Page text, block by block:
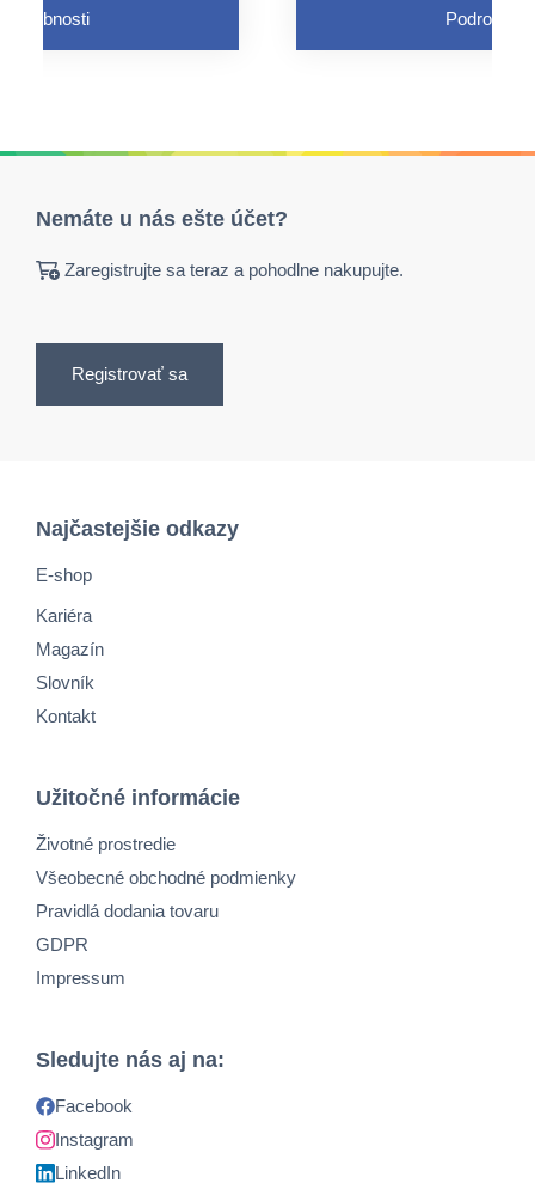
Nemáte u nás ešte účet?
Zaregistrujte sa teraz a pohodlne nakupujte.
Registrovať sa
Najčastejšie odkazy
E-shop
Kariéra
Magazín
Slovník
Kontakt
Užitočné informácie
Životné prostredie
Všeobecné obchodné podmienky
Pravidlá dodania tovaru
GDPR
Impressum
Sledujte nás aj na:
Facebook
Instagram
LinkedIn